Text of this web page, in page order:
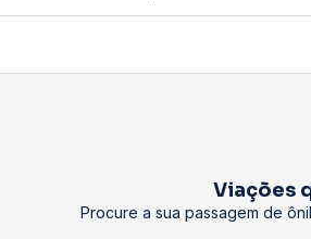
Viações
Procure a sua passagem de